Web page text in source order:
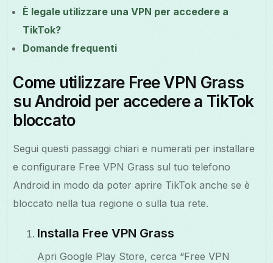
È legale utilizzare una VPN per accedere a
TikTok?
Domande frequenti
Come utilizzare Free VPN Grass
su Android per accedere a TikTok
bloccato
Segui questi passaggi chiari e numerati per installare
e configurare Free VPN Grass sul tuo telefono
Android in modo da poter aprire TikTok anche se è
bloccato nella tua regione o sulla tua rete.
Installa Free VPN Grass
Apri Google Play Store, cerca “Free VPN